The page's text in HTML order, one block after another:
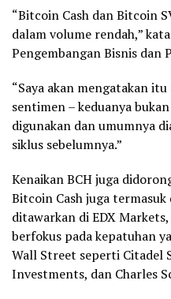
“Bitcoin Cash dan Bitcoin
dalam volume rendah,”
Pengembangan Bisnis
“Saya akan mengatakan
sentimen – keduanya bukan
digunakan dan umumnya
siklus sebelumnya.”
Kenaikan BCH juga
Bitcoin Cash juga
ditawarkan di EDX
berfokus pada kepatuhan
Wall Street seperti Citadel
Investments, dan Charles